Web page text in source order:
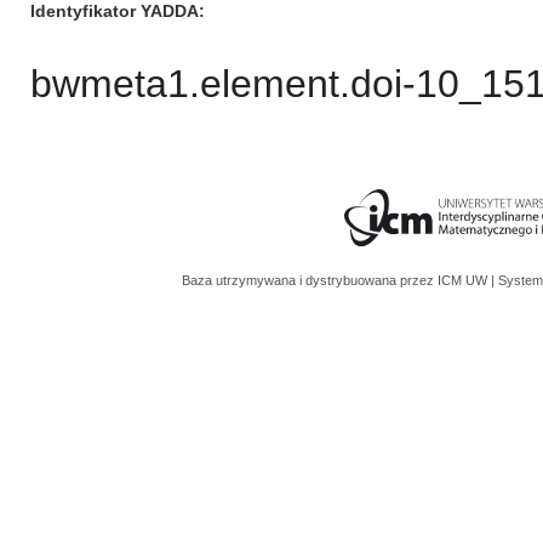
Identyfikator YADDA
bwmeta1.element.doi-
Baza utrzymywana i dystrybuowana przez ICM UW |